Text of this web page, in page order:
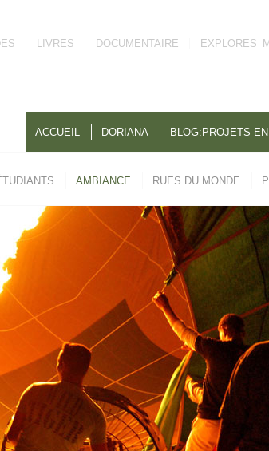
LIVRES DOCUMENTAIRE
ACCUEIL DORIANA BLOG:PROJETS
AMBIANCE RUES DU MONDE